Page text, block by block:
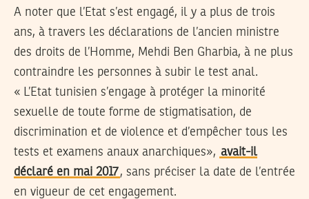
A noter que l’Etat s’est engagé, il y a plus de trois
ans, à travers les déclarations de l’ancien ministre
des droits de l’Homme, Mehdi Ben Gharbia, à ne plus
contraindre les personnes à subir le test anal.
« L’Etat tunisien s’engage à protéger la minorité
sexuelle de toute forme de stigmatisation, de
discrimination et de violence et d’empêcher tous les
tests et examens anaux anarchiques», avait-il
déclaré en mai 2017, sans préciser la date de l’entrée
en vigueur de cet engagement.